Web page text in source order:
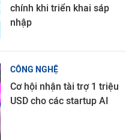
chính khi triển khai sáp
nhập
CÔNG NGHỆ
Cơ hội nhận tài trợ 1 triệu
USD cho các startup AI